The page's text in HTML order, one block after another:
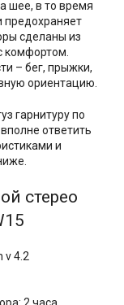
шее, в то время
предохраняет
сделаны из
комфортом.
– бег, прыжки,
ориентацию.
гарнитуру по
ответить
и
стерео
v 4.2